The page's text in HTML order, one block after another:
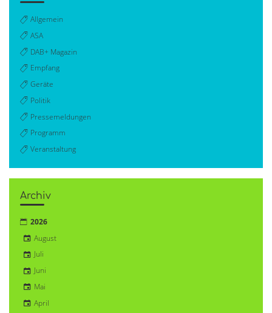
Allgemein
ASA
DAB+ Magazin
Empfang
Geräte
Politik
Pressemeldungen
Programm
Veranstaltung
Archiv
2026
August
Juli
Juni
Mai
April